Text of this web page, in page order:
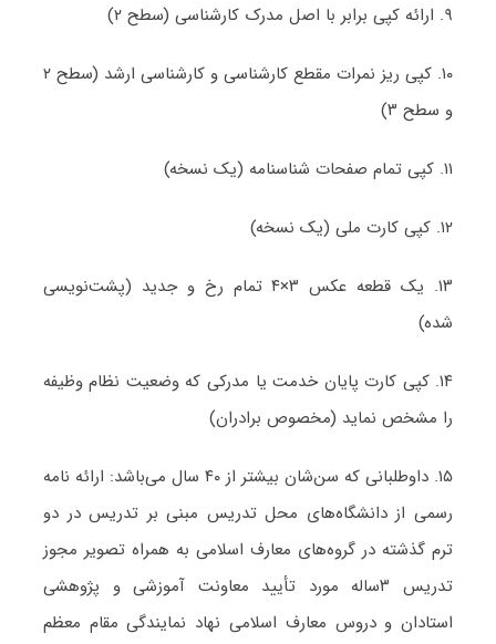
۹. ارائه کپی برابر با اصل مدرک کارشناسی (سطح ۲)
۱۰. کپی ریز نمرات مقطع کارشناسی و کارشناسی ارشد (سطح ۲
و سطح ۳)
۱۱. کپی تمام صفحات شناسنامه (یک نسخه)
۱۲. کپی کارت ملی (یک نسخه)
۱۳. یک قطعه عکس ۳×۴ تمام رخ و جدید (پشت‌نویسی
شده)
۱۴. کپی کارت پایان خدمت یا مدرکی که وضعیت نظام وظیفه
را مشخص نماید (مخصوص برادران)
۱۵. داوطلبانی که سن‌شان بیشتر از ۴۰ سال می‌باشد: ارائه نامه
رسمی از دانشگاه‌های محل تدریس مبنی بر تدریس در دو
ترم گذشته در گروه‌های معارف اسلامی به همراه تصویر مجوز
تدریس ۳ساله مورد تأیید معاونت آموزشی و پژوهشی
استادان و دروس معارف اسلامی نهاد نمایندگی مقام معظم